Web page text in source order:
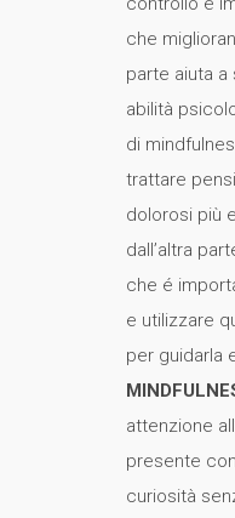
che
parte aiuta a
abilità
di
trattare
dolorosi più
dall’altra
che é
e utilizzare
per guidarla
attenzione
presente
curiosità